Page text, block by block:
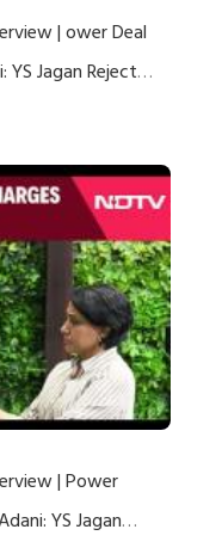
| ower Deal
Jagan Rejects
| Power
YS Jagan